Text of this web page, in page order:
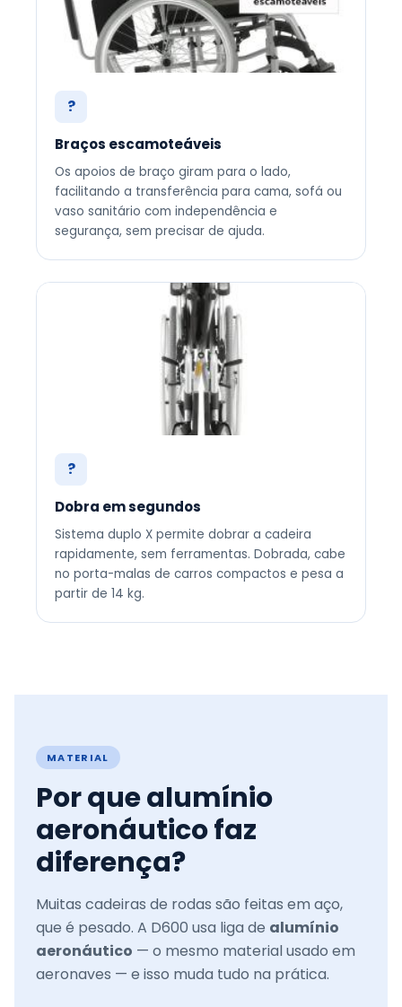
?
Braços escamoteáveis
Os apoios de braço giram para o lado,
facilitando a transferência para cama, sofá ou
vaso sanitário com independência e
segurança, sem precisar de ajuda.
?
Dobra em segundos
Sistema duplo X permite dobrar a cadeira
rapidamente, sem ferramentas. Dobrada, cabe
no porta-malas de carros compactos e pesa a
partir de 14 kg.
MATERIAL
Por que alumínio
aeronáutico faz
diferença?
Muitas cadeiras de rodas são feitas em aço,
que é pesado. A D600 usa liga de alumínio
aeronáutico — o mesmo material usado em
aeronaves — e isso muda tudo na prática.